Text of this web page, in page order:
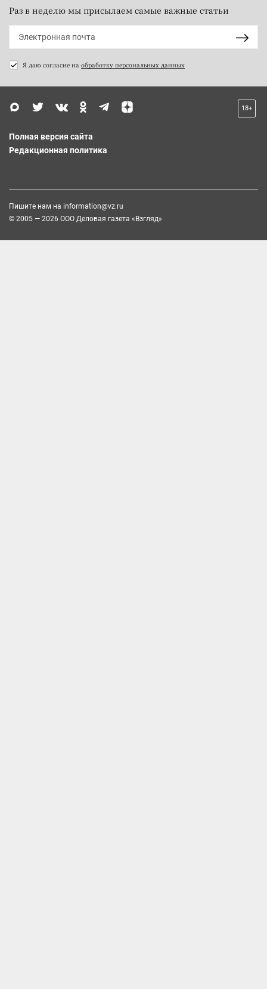
Раз в неделю мы присылаем самые важные статьи
Я даю согласие на обработку персональных данных
18+
Полная версия сайта
Редакционная политика
Пишите нам на information@vz.ru
© 2005 — 2026 ООО Деловая газета «Взгляд»